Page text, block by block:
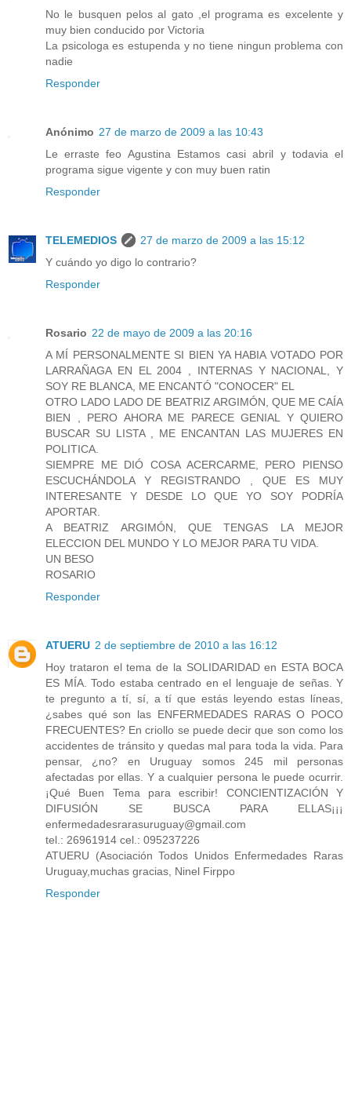
No le busquen pelos al gato ,el programa es excelente y
muy bien conducido por Victoria
La psicologa es estupenda y no tiene ningun problema con
nadie
Responder
Anónimo 27 de marzo de 2009 a las 10:43
Le erraste feo Agustina Estamos casi abril y todavia el
programa sigue vigente y con muy buen ratin
Responder
TELEMEDIOS
27 de marzo de 2009 a las 15:12
Y cuándo yo digo lo contrario?
Responder
Rosario 22 de mayo de 2009 a las 20:16
A MÍ PERSONALMENTE SI BIEN YA HABIA VOTADO POR
LARRAÑAGA EN EL 2004 , INTERNAS Y NACIONAL, Y
SOY RE BLANCA, ME ENCANTÓ "CONOCER" EL
OTRO LADO LADO DE BEATRIZ ARGIMÓN, QUE ME CAÍA
BIEN , PERO AHORA ME PARECE GENIAL Y QUIERO
BUSCAR SU LISTA , ME ENCANTAN LAS MUJERES EN
POLITICA.
SIEMPRE ME DIÓ COSA ACERCARME, PERO PIENSO
ESCUCHÁNDOLA Y REGISTRANDO , QUE ES MUY
INTERESANTE Y DESDE LO QUE YO SOY PODRÍA
APORTAR.
A BEATRIZ ARGIMÓN, QUE TENGAS LA MEJOR
ELECCION DEL MUNDO Y LO MEJOR PARA TU VIDA.
UN BESO
ROSARIO
Responder
ATUERU 2 de septiembre de 2010 a las 16:12
Hoy trataron el tema de la SOLIDARIDAD en ESTA BOCA
ES MÍA. Todo estaba centrado en el lenguaje de señas. Y
te pregunto a tí, sí, a tí que estás leyendo estas líneas,
¿sabes qué son las ENFERMEDADES RARAS O POCO
FRECUENTES? En criollo se puede decir que son como los
accidentes de tránsito y quedas mal para toda la vida. Para
pensar, ¿no? en Uruguay somos 245 mil personas
afectadas por ellas. Y a cualquier persona le puede ocurrir.
¡Qué Buen Tema para escribir! CONCIENTIZACIÓN Y
DIFUSIÓN SE BUSCA PARA ELLAS¡¡¡
enfermedadesrarasuruguay@gmail.com
tel.: 26961914 cel.: 095237226
ATUERU (Asociación Todos Unidos Enfermedades Raras
Uruguay,muchas gracias, Ninel Firppo
Responder